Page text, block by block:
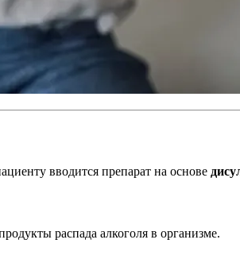
вводится препарат на основе
распада алкоголя в организме.